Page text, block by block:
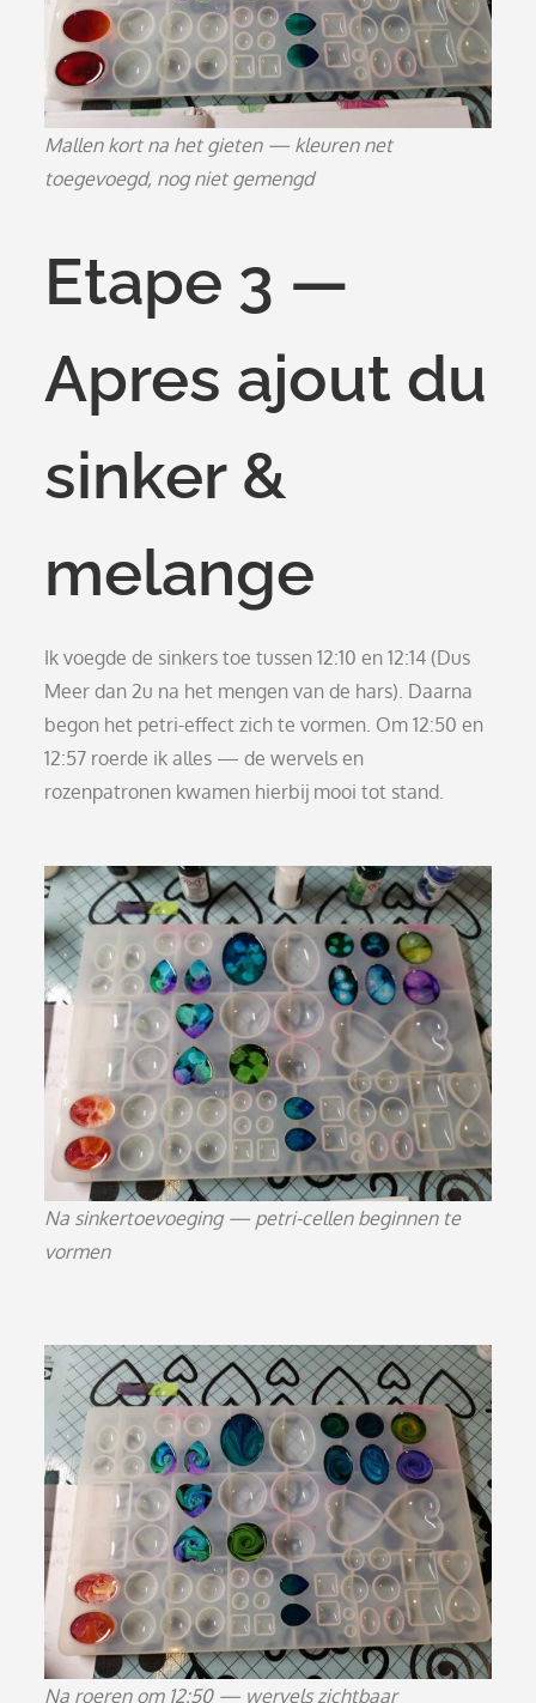
Mallen kort na het gieten — kleuren net
toegevoegd, nog niet gemengd
Etape 3 —
Apres ajout du
sinker &
melange
Ik voegde de sinkers toe tussen 12:10 en 12:14 (Dus
Meer dan 2u na het mengen van de hars). Daarna
begon het petri-effect zich te vormen. Om 12:50 en
12:57 roerde ik alles — de wervels en
rozenpatronen kwamen hierbij mooi tot stand.
Na sinkertoevoeging — petri-cellen beginnen te
vormen
Na roeren om 12:50 — wervels zichtbaar